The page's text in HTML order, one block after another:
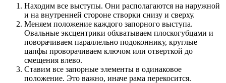
Находим все выступы. Они располагаются на наружной
и на внутренней стороне створки снизу и сверху.
Меняем положение каждого запорного выступа.
Овальные эксцентрики обхватываем плоскогубцами и
поворачиваем параллельно подоконнику, круглые
цапфы проворачиваем ключом или отверткой до
смещения влево.
Ставим все запорные элементы в одинаковое
положение. Это важно, иначе рама перекосится.